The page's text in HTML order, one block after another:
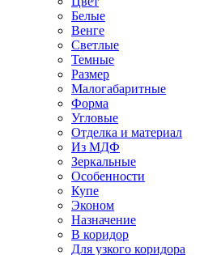
Белые
Венге
Светлые
Темные
Размер
Малогабаритные
Форма
Угловые
Отделка и материал
Из МДФ
Зеркальные
Особенности
Купе
Эконом
Назначение
В коридор
Для узкого коридора